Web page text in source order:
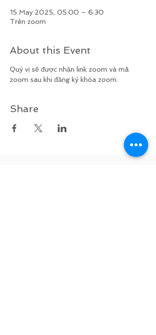
15 May 2025, 05:00 – 6:30
Trên zoom
About this Event
Quý vị sẽ được nhận link zoom và mã
zoom sau khi đăng ký khóa zoom.
Share